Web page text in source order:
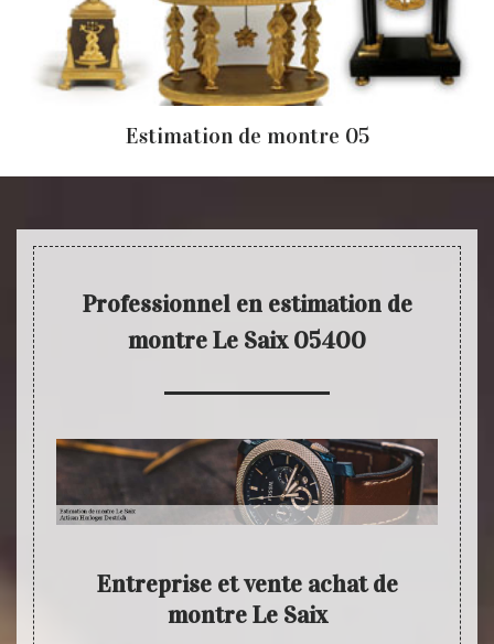
Estimation de montre 05
Professionnel en estimation de
montre Le Saix 05400
ne
Entreprise et vente achat de
montre Le Saix